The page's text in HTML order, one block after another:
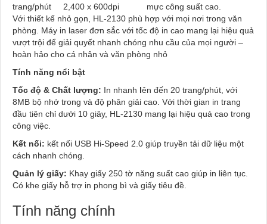
trang/phút
2,400 x 600dpi
mực công suất cao.
Với thiết kế nhỏ gọn, HL-2130 phù hợp với mọi nơi trong văn
phòng. Máy in laser đơn sắc với tốc độ in cao mang lại hiệu quả
vượt trội để giải quyết nhanh chóng nhu cầu của mọi người –
hoàn hảo cho cá nhân và văn phòng nhỏ
Tính năng nổi bật
Tốc độ & Chất lượng: In nhanh lên đến 20 trang/phút, với
8MB bộ nhớ trong và độ phân giải cao. Với thời gian in trang
đầu tiên chỉ dưới 10 giây, HL-2130 mang lại hiệu quả cao trong
công việc.
Kết nối: kết nối USB Hi-Speed 2.0 giúp truyền tải dữ liệu một
cách nhanh chóng.
Quản lý giấy: Khay giấy 250 tờ năng suất cao giúp in liên tục.
Có khe giấy hỗ trợ in phong bì và giấy tiêu đề.
Tính năng chính